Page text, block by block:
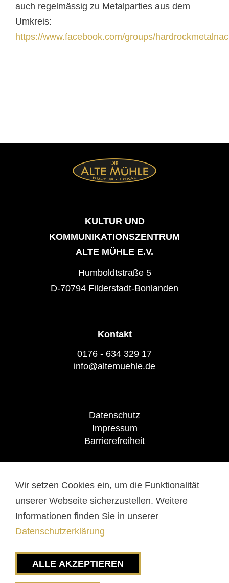
auch regelmässig zu Metalparties aus dem
Umkreis:
https://www.facebook.com/groups/
KULTUR UND
KOMMUNIKATIONSZENTRUM
ALTE MÜHLE E.V.
Humboldtstraße 5
D-70794 Filderstadt-Bonlanden
Kontakt
0176 - 634 329 17
info@altemuehle.de
Datenschutz
Impressum
Barrierefreiheit
FOLGT UNS AUF
Wir setzen Cookies ein, um die Funktionalität
unserer Webseite sicherzustellen. Weitere
Informationen finden Sie in unserer
Datenschutzerklärung
ALLE AKZEPTIEREN